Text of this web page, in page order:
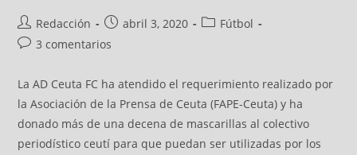
Redacción abril 3, 2020
Fútbol
3 comentarios
La AD Ceuta FC ha atendido el requerimiento realizado por
la Asociación de la Prensa de Ceuta (FAPE-Ceuta) y ha
donado más de una decena de mascarillas al colectivo
periodístico ceutí para que puedan ser utilizadas por los